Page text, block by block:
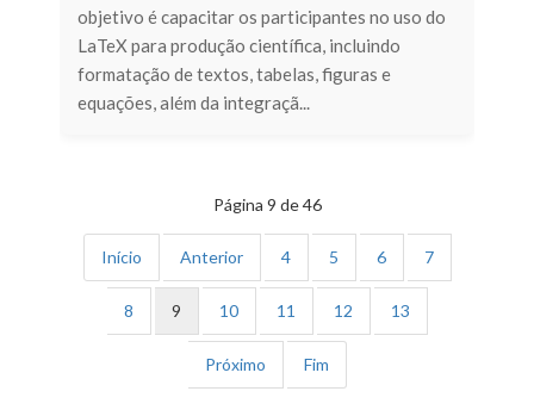
objetivo é capacitar os participantes no uso do
LaTeX para produção científica, incluindo
formatação de textos, tabelas, figuras e
equações, além da integraçã...
Página 9 de 46
Início Anterior 4 5 6 7
8 9 10 11 12 13
Próximo Fim